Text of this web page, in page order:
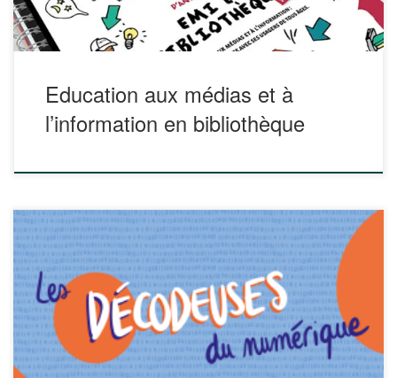
Education aux médias et à
l’information en bibliothèque
La bande dessinée « Les décodeuses du numérique »,
ainsi que des ressources complémentaires vise à « mettre
en avant la diversité des recherches en sciences du
numérique et contribuer à briser les stéréotypes qui
dissuadent les femmes de s’engager dans cette voie ».
Pour en faciliter l’utilisation dans les lycées, […]